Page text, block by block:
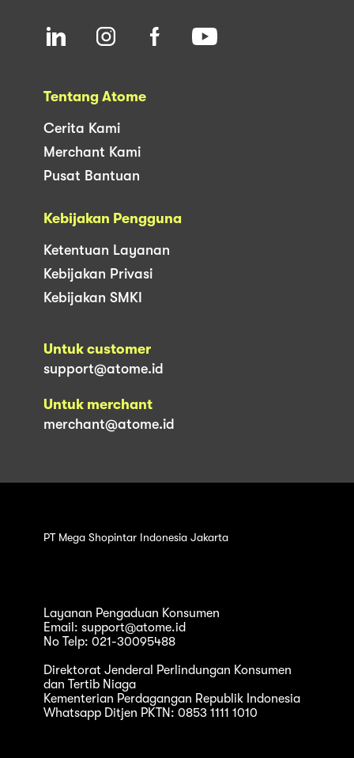
Tentang Atome
Cerita Kami
Merchant Kami
Pusat Bantuan
Kebijakan Pengguna
Ketentuan Layanan
Kebijakan Privasi
Kebijakan SMKI
Untuk customer
support@atome.id
Untuk merchant
merchant@atome.id
PT Mega Shopintar Indonesia Jakarta
Layanan Pengaduan Konsumen
Email: support@atome.id
No Telp: 021-30095488
Direktorat Jenderal Perlindungan Konsumen
dan Tertib Niaga
Kementerian Perdagangan Republik Indonesia
Whatsapp Ditjen PKTN: 0853 1111 1010